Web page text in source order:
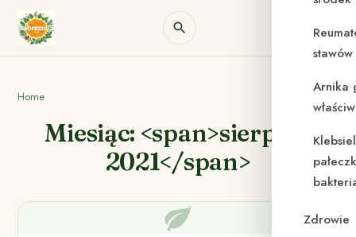
Arnika
Zdrowie
Home
Miesiąc: <span>sierpień
2021</span>